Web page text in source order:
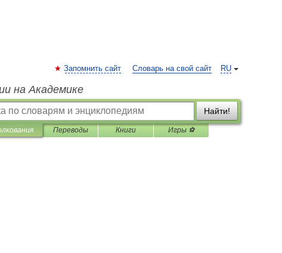
RU
Запомнить сайт Словарь на свой сайт
на Академике
Найти!
Переводы Книги Игры ⚽